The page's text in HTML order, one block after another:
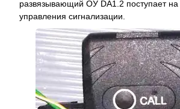
развязывающий ОУ DA1.2 поступает на
управления сигнализации.